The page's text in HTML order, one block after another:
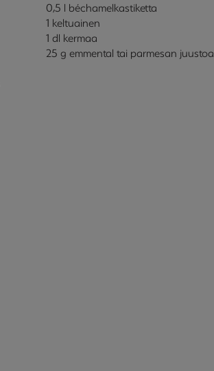
0,5 l béchamelkastiketta
1 keltuainen
1 dl kermaa
25 g emmental tai parmesan juustoa